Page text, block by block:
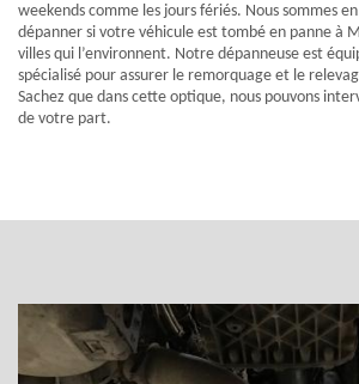
weekends comme les jours fériés. Nous sommes
dépanner si votre véhicule est tombé en panne à
villes qui l’environnent. Notre dépanneuse est
spécialisé pour assurer le remorquage et le
Sachez que dans cette optique, nous pouvons
de votre part.